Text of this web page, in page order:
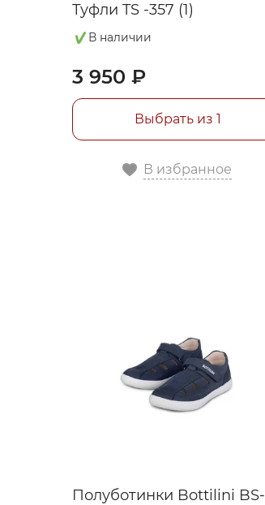
Туфли TS -357 (1)
В наличии
3 950 ₽
Выбрать из 1
В избранное
Полуботинки Bottilini BS-